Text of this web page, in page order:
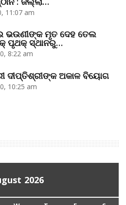
11:07 am
ଭଉଣୀଙ୍କ ମୃତ ଦେହ ତେଲ
ପୃଥକ୍‌ ସ୍ଥାନରୁ…
8:22 am
ଦୀପ୍ତିଶ୍ରୀଙ୍କ ଅକାଳ ବିୟୋଗ
10:25 am
2026